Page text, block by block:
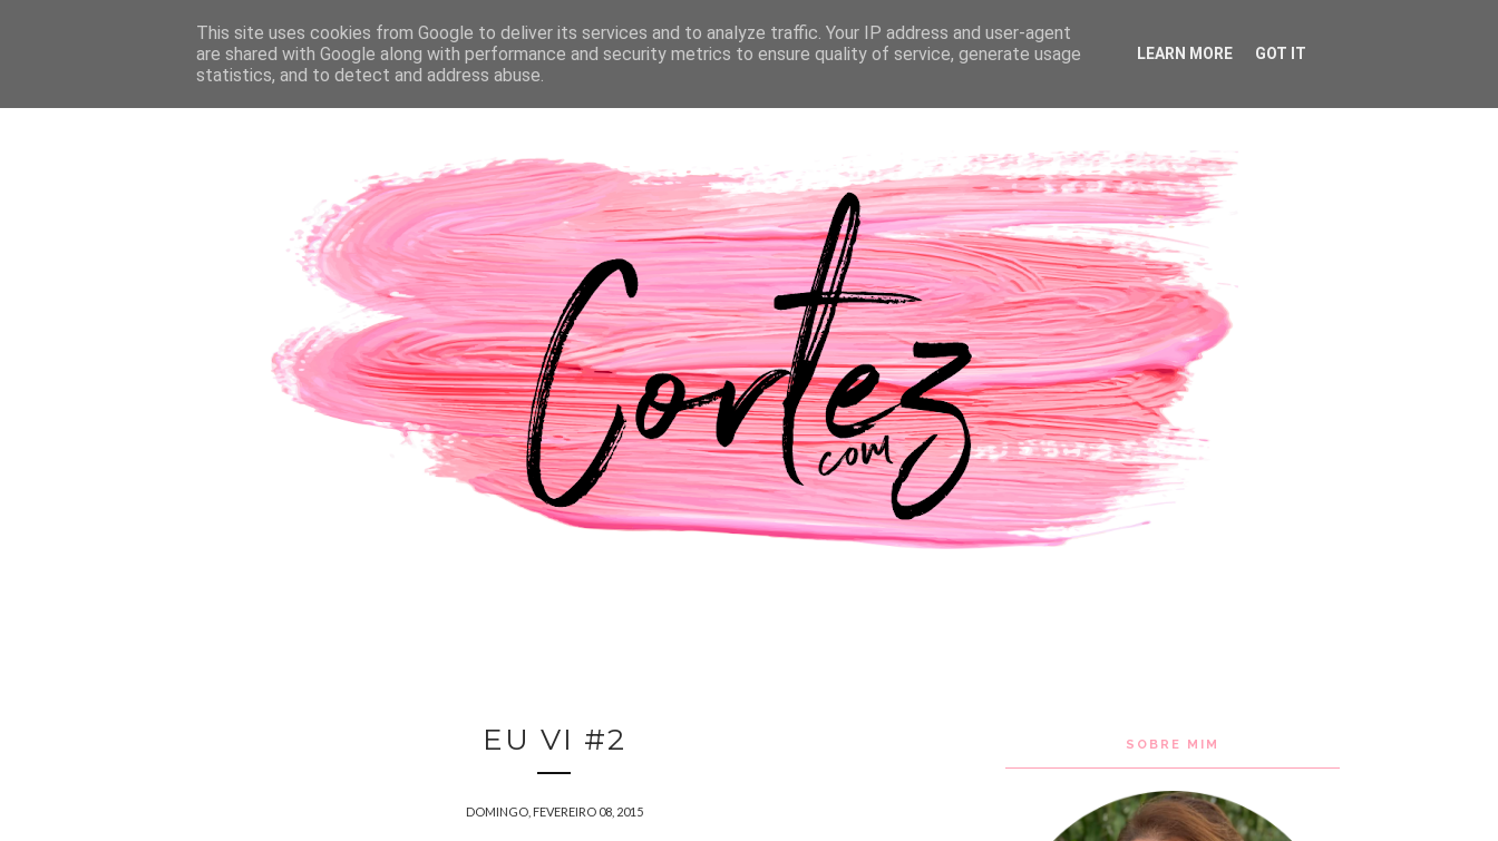
PÁGINA INICIAL SOBRE A AUTORA CONTACTOS PASSATEMPOS CASAMENTO
EU VI #2
DOMINGO, FEVEREIRO 08, 2015
SOBRE MIM
This site uses cookies from Google to deliver its services and to analyze traffic. Your IP address and user-agent
are shared with Google along with performance and security metrics to ensure quality of service, generate usage
statistics, and to detect and address abuse.
LEARN MORE GOT IT